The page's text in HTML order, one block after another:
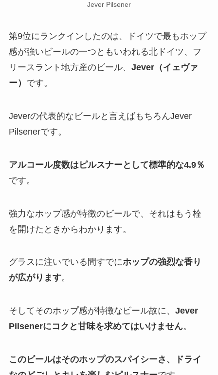
Jever Pilsener
第9位にランクインしたのは、ドイツで最もホップ
感が強いビールの一つともいわれる北ドイツ、フ
リースラント地方産のビール、 Jever（イェヴァ
ー） です。
Jeverの代表的なビールと言えばもちろんJever
Pilsenerです。
アルコール度数はピルスナーとして標準的な4.9％
です。
強力なホップ感が特徴のビールで、それはもう栓
を開けたときからわかります。
グラスに注いでいる間すでにホップの強烈な香り
が広がります。
そしてそのホップ感が特徴なビール故に、 Jever
Pilsenerにコクと甘味を求めてはいけません。
このビールはそのホップのスパイシーさ、ドライ